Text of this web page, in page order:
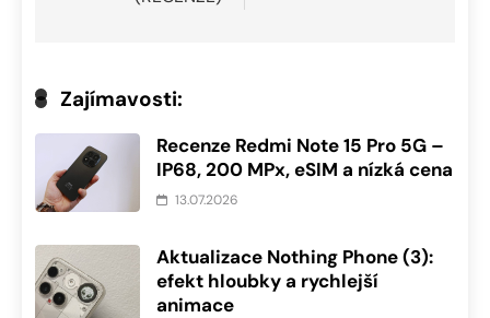
Zajímavosti:
Recenze Redmi Note 15 Pro 5G –
IP68, 200 MPx, eSIM a nízká cena
13.07.2026
Aktualizace Nothing Phone (3):
efekt hloubky a rychlejší
animace